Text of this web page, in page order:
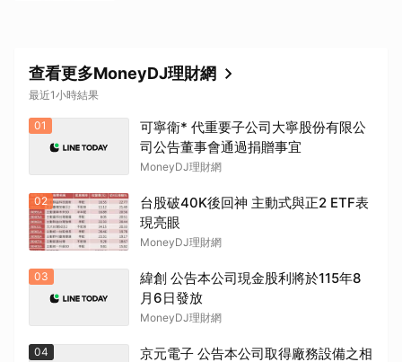
查看更多MoneyDJ理財網
最近1小時結果
01
可寧衛* 代重要子公司大寧股份有限公
司公告董事會通過捐贈事宜
MoneyDJ理財網
02
台股破40K後回神 主動式與正2 ETF表
現亮眼
MoneyDJ理財網
03
緯創 公告本公司現金股利將於115年8
月6日發放
MoneyDJ理財網
04 京元電子 公告本公司取得廠務設備之相